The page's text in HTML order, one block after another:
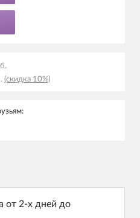
(скидка 10%)
от 2-х дней до